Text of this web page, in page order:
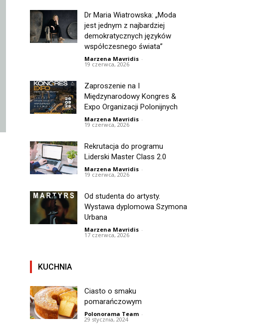
Dr Maria Wiatrowska: „Moda
jest jednym z najbardziej
demokratycznych języków
współczesnego świata”
Marzena Mavridis -
19 czerwca, 2026
Zaproszenie na I
Międzynarodowy Kongres &
Expo Organizacji Polonijnych
Marzena Mavridis -
19 czerwca, 2026
Rekrutacja do programu
Liderski Master Class 2.0
Marzena Mavridis -
19 czerwca, 2026
Od studenta do artysty.
Wystawa dyplomowa Szymona
Urbana
Marzena Mavridis -
17 czerwca, 2026
KUCHNIA
Ciasto o smaku
pomarańczowym
Polonorama Team -
29 stycznia, 2024